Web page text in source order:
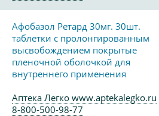
Афобазол Ретард 30мг. 30шт.
таблетки с пролонгированным
высвобождением покрытые
пленочной оболочкой для
внутреннего применения
Аптека Легко www.aptekalegko.ru
8-800-500-98-77